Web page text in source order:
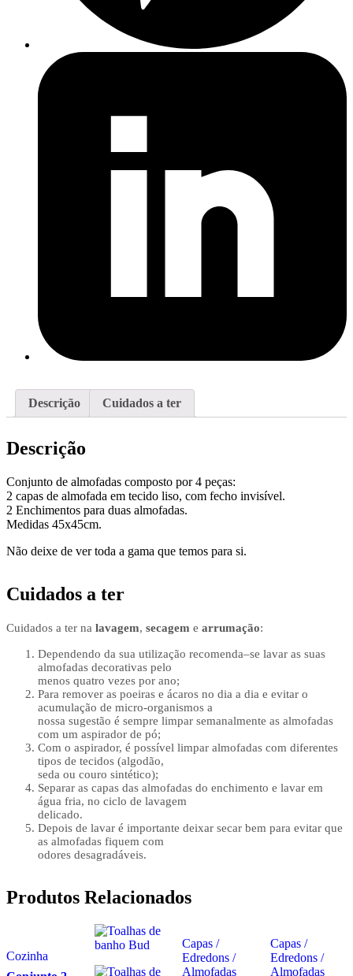
Descrição Cuidados a ter
Descrição
Conjunto de almofadas composto por 4 peças:
2 capas de almofada em tecido liso, com fecho invisível.
2 Enchimentos para duas almofadas.
Medidas 45x45cm.
Não deixe de ver toda a gama que temos para si.
Cuidados a ter
Cuidados a ter na lavagem, secagem e arrumação:
Dependendo da sua utilização recomenda–se lavar as suas
almofadas decorativas pelo
menos quatro vezes por ano;
Para remover as poeiras e ácaros no dia a dia e evitar o
acumulação de micro-organismos a
nossa sugestão é sempre limpar semanalmente as almofadas
com um aspirador de pó;
Com o aspirador, é possível limpar almofadas com diferentes
tipos de tecidos (algodão,
seda ou couro sintético);
Separar as capas das almofadas do enchimento e lavar em
água fria, no ciclo de lavagem
delicado.
Depois de lavar é importante deixar secar bem para evitar que
as almofadas fiquem com
odores desagradáveis.
Produtos Relacionados
Cozinha
Capas /
Edredons /
Almofadas
Capas /
Edredons /
Almofadas